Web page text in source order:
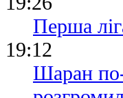
Перша
19:12
Шаран